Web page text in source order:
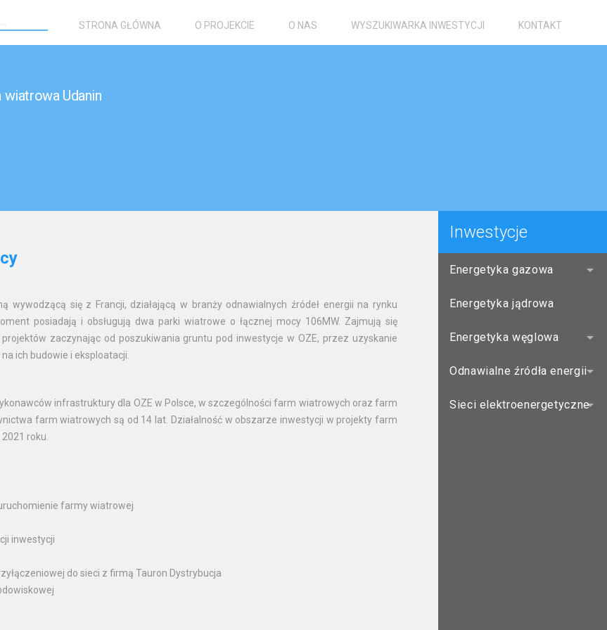
STRONA GŁÓWNA O PROJEKCIE O NAS WYSZUKIWARKA INWESTYCJI KONTAKT
wiatrowa Udanin
wywodzącą się z Francji, działającą w branży odnawialnych źródeł energii na rynku
posiadają i obsługują dwa parki wiatrowe o łącznej mocy 106MW. Zajmują się
zaczynając od poszukiwania gruntu pod inwestycje w OZE, przez uzyskanie
ich budowie i eksploatacji.
infrastruktury dla OZE w Polsce, w szczególności farm wiatrowych oraz farm
farm wiatrowych są od 14 lat. Działalność w obszarze inwestycji w projekty farm
roku.
farmy wiatrowej
inwestycji
do sieci z firmą Tauron Dystrybucja
Inwestycje
Energetyka gazowa
Energetyka jądrowa
Energetyka węglowa
Odnawialne źródła energii
Sieci elektroenergetyczne